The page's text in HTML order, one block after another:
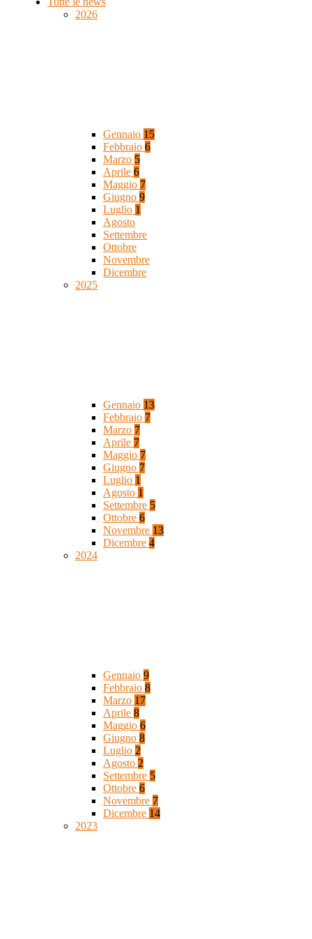
2026
Gennaio 15
Febbraio 6
Marzo 5
Aprile 6
Maggio 7
Giugno 9
Luglio 1
Agosto
Settembre
Ottobre
Novembre
Dicembre
2025
Gennaio 13
Febbraio 7
Marzo 7
Aprile 7
Maggio 7
Giugno 7
Luglio 1
Agosto 1
Settembre 5
Ottobre 6
Novembre 13
Dicembre 4
2024
Gennaio 9
Febbraio 8
Marzo 17
Aprile 8
Maggio 6
Giugno 8
Luglio 2
Agosto 2
Settembre 5
Ottobre 6
Novembre 7
Dicembre 14
2023